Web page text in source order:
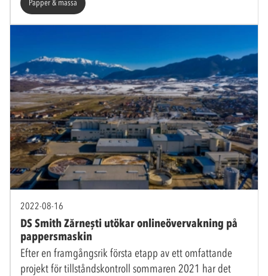
Papper & massa
2022-08-16
DS Smith Zărnești utökar onlineövervakning på
pappersmaskin
Efter en framgångsrik första etapp av ett omfattande
projekt för tillståndskontroll sommaren 2021 har det